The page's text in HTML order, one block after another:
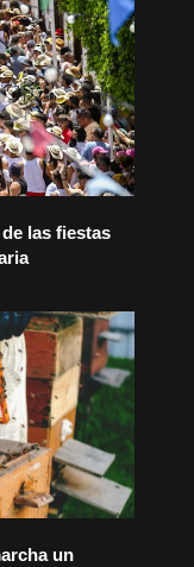
las fiestas
un